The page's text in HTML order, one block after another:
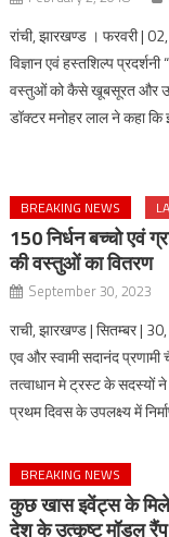
रांची, झारखण्ड । फरवरी |
विज्ञान एवं हस्तशिल्प
वस्तुओं को कैसे खूबसूरत और
डॉक्टर मनोहर लाल ने कहा
BREAKING NEWS
150 निर्धन बच्चो एवं
की वस्तुओं का वितरण
September 30, 2023
राची, झारखण्ड | सितम्बर |
एव और स्वामी सदानंद
तत्वाधान मे ट्रस्ट के सदस्यों
प्रथम दिवस के उपलक्ष्य में
BREAKING NEWS
कुछ खास इवेंट्स के
देश के उत्कृष्ट मॉडल